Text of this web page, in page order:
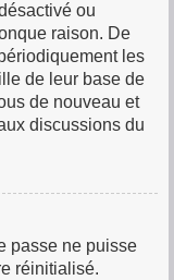
ou
raison. De
les
de leur base de
de nouveau et
discussions du
passe ne puisse
réinitialisé.